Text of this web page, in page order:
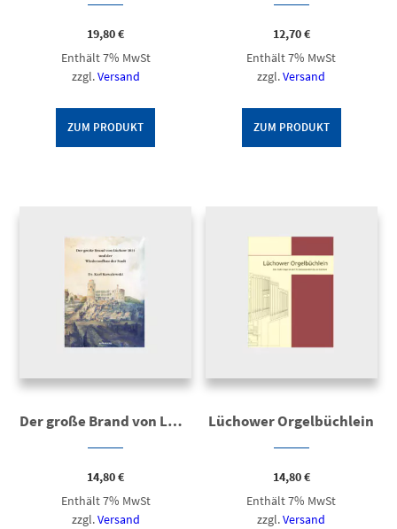
19,80€
Enthält 7% MwSt
zzgl.Versand
ZUM PRODUKT
12,70€
Enthält 7% MwSt
zzgl.Versand
ZUM PRODUKT
Der große Brand von Lüchow 1811 und der Wiederaufbau der Stadt
14,80€
Enthält 7% MwSt
zzgl.Versand
Lüchower Orgelbüchlein
14,80€
Enthält 7% MwSt
zzgl.Versand